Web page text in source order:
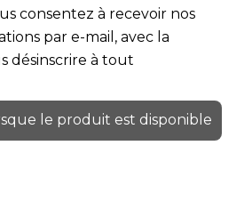
consentez à recevoir nos
par e-mail, avec la
désinscrire à tout
le produit est disponible